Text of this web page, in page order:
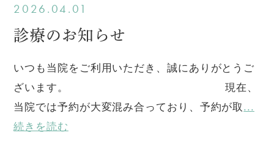
2026.04.01
診療のお知らせ
いつも当院をご利用いただき、誠にありがとうご
ざいます。 現在、
当院では予約が大変混み合っており、予約が取 ...
続きを読む